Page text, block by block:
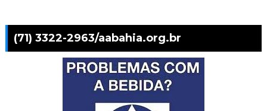
(71) 3322-2963/aabahia.org.br